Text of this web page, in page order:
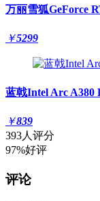
万丽雪狐GeForce
￥5299
蓝戟Intel Arc A380
￥839
393人评分
97%好评
评论